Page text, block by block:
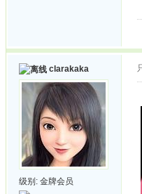
clarakaka
级别: 金牌会员